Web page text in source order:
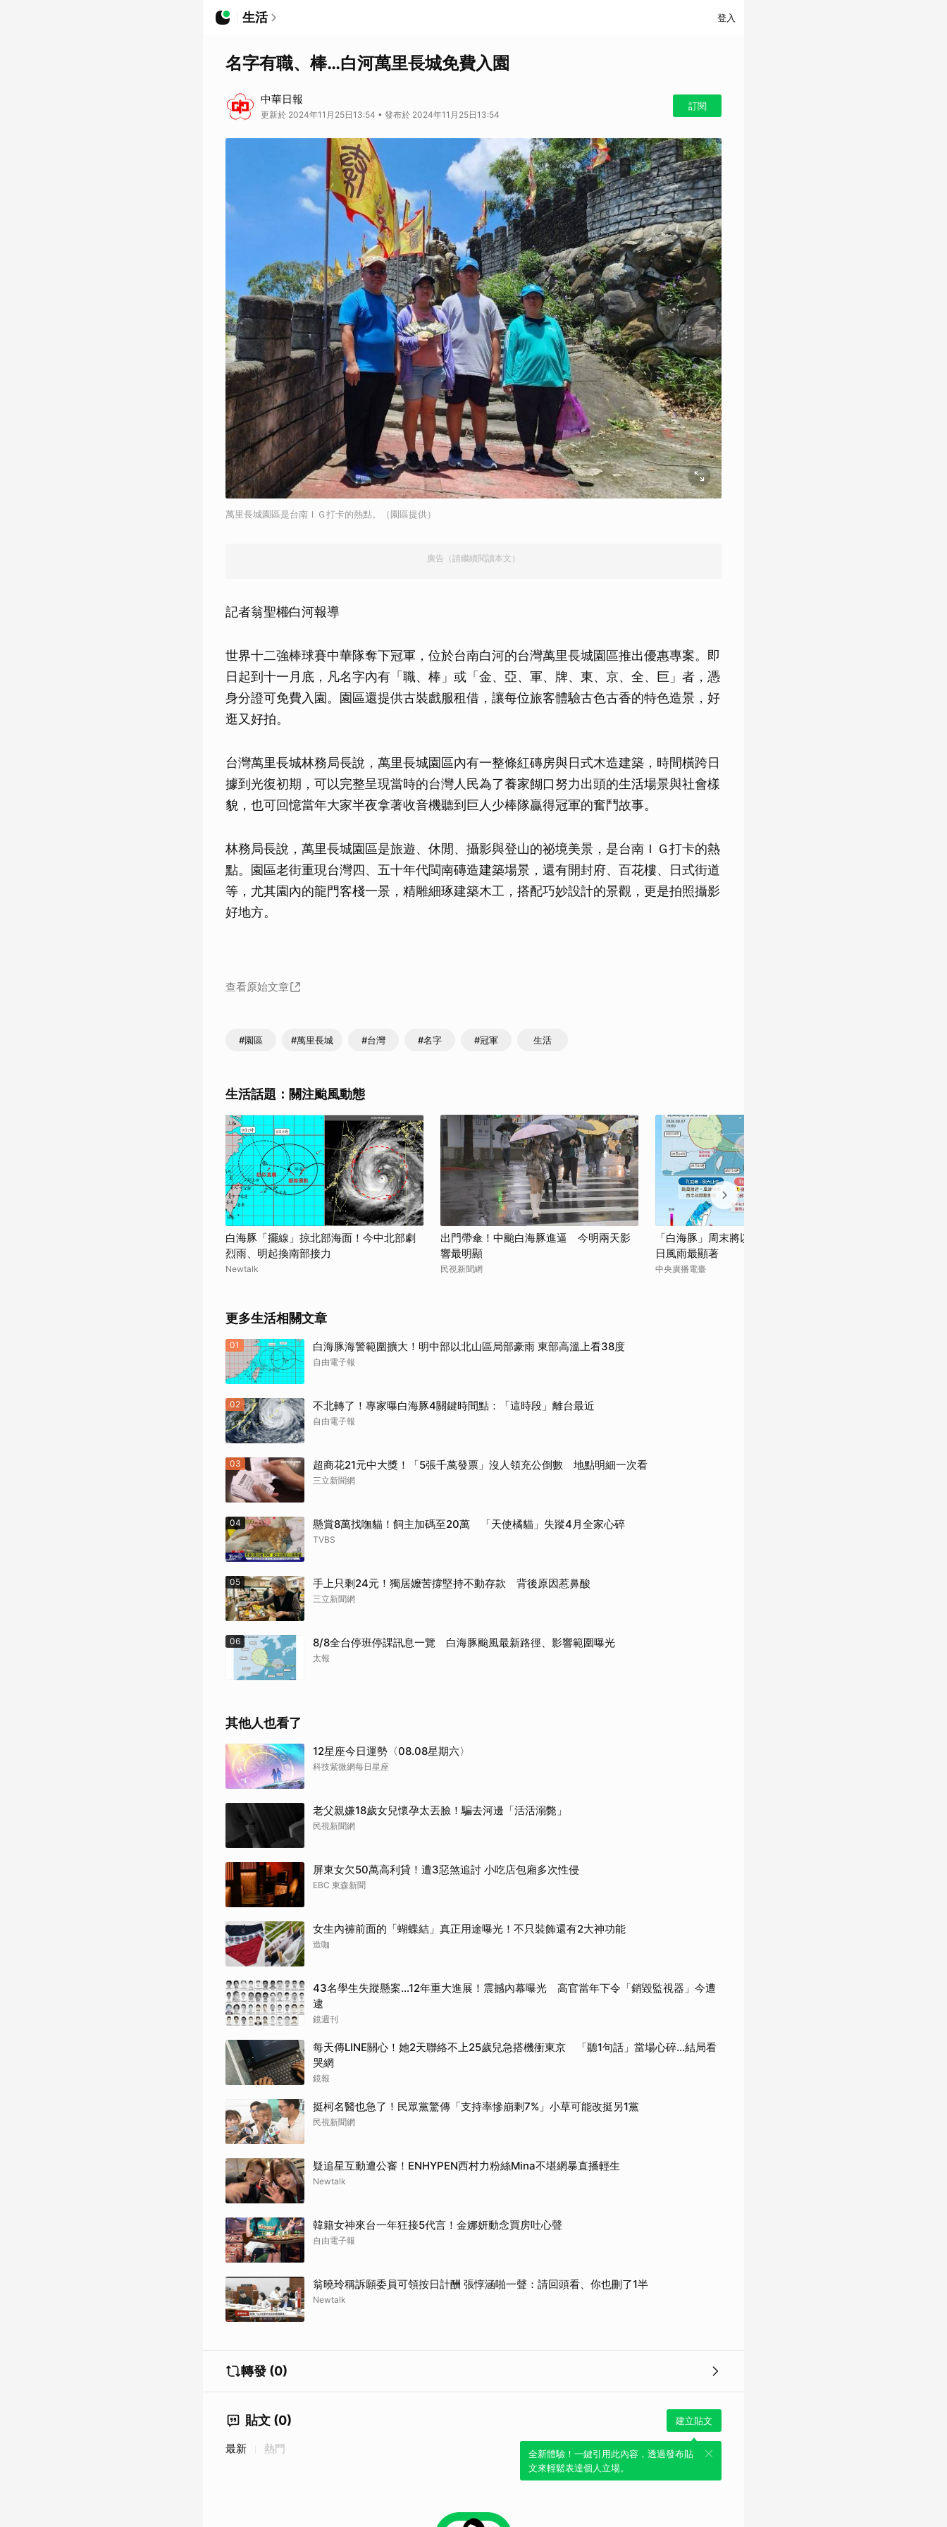
生活 登入
名字有職、棒…白河萬里長城免費入園
中華日報
更新於 2024年11月25日13:54 • 發布於 2024年11月25日13:54
訂閱
萬里長城園區是台南ＩＧ打卡的熱點。（園區提供）
廣告（請繼續閱讀本文）
記者翁聖權∕白河報導
世界十二強棒球賽中華隊奪下冠軍，位於台南白河的台灣萬里長城園區推出優惠專案。即
日起到十一月底，凡名字內有「職、棒」或「金、亞、軍、牌、東、京、全、巨」者，憑
身分證可免費入園。園區還提供古裝戲服租借，讓每位旅客體驗古色古香的特色造景，好
逛又好拍。
台灣萬里長城林務局長說，萬里長城園區內有一整條紅磚房與日式木造建築，時間橫跨日
據到光復初期，可以完整呈現當時的台灣人民為了養家餬口努力出頭的生活場景與社會樣
貌，也可回憶當年大家半夜拿著收音機聽到巨人少棒隊贏得冠軍的奮鬥故事。
林務局長說，萬里長城園區是旅遊、休閒、攝影與登山的祕境美景，是台南ＩＧ打卡的熱
點。園區老街重現台灣四、五十年代閩南磚造建築場景，還有開封府、百花樓、日式街道
等，尤其園內的龍門客棧一景，精雕細琢建築木工，搭配巧妙設計的景觀，更是拍照攝影
好地方。
查看原始文章
#園區 #萬里長城 #台灣 #名字 #冠軍 生活
生活話題：關注颱風動態
白海豚「擺線」掠北部海面！今中北部劇
烈雨、明起換南部接力
Newtalk
出門帶傘！中颱白海豚進逼 今明兩天影
響最明顯
民視新聞網
「白海豚」周末將以中颱等級影響台灣 9
日風雨最顯著
中央廣播電臺
更多生活相關文章
01 白海豚海警範圍擴大！明中部以北山區局部豪雨 東部高溫上看38度
自由電子報
02 不北轉了！專家曝白海豚4關鍵時間點：「這時段」離台最近
自由電子報
03 超商花21元中大獎！「5張千萬發票」沒人領充公倒數 地點明細一次看
三立新聞網
04 懸賞8萬找嘸貓！飼主加碼至20萬 「天使橘貓」失蹤4月全家心碎
TVBS
05 手上只剩24元！獨居嬤苦撐堅持不動存款 背後原因惹鼻酸
三立新聞網
06 8/8全台停班停課訊息一覽 白海豚颱風最新路徑、影響範圍曝光
太報
其他人也看了
12星座今日運勢〈08.08星期六〉
科技紫微網每日星座
老父親嫌18歲女兒懷孕太丟臉！騙去河邊「活活溺斃」
民視新聞網
屏東女欠50萬高利貸！遭3惡煞追討 小吃店包廂多次性侵
EBC 東森新聞
女生內褲前面的「蝴蝶結」真正用途曝光！不只裝飾還有2大神功能
造咖
43名學生失蹤懸案...12年重大進展！震撼內幕曝光 高官當年下令「銷毀監視器」今遭
逮
鏡週刊
每天傳LINE關心！她2天聯絡不上25歲兒急搭機衝東京 「聽1句話」當場心碎...結局看
哭網
鏡報
挺柯名醫也急了！民眾黨驚傳「支持率慘崩剩7%」小草可能改挺另1黨
民視新聞網
疑追星互動遭公審！ENHYPEN西村力粉絲Mina不堪網暴直播輕生
Newtalk
韓籍女神來台一年狂接5代言！金娜妍動念買房吐心聲
自由電子報
翁曉玲稱訴願委員可領按日計酬 張惇涵啪一聲：請回頭看、你也刪了1半
Newtalk
轉發 (0)
貼文 (0) 建立貼文
全新體驗！一鍵引用此內容，透過發布貼
文來輕鬆表達個人立場。
最新 熱門